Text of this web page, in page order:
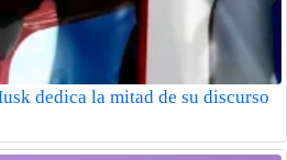
dedica la mitad de su discurso